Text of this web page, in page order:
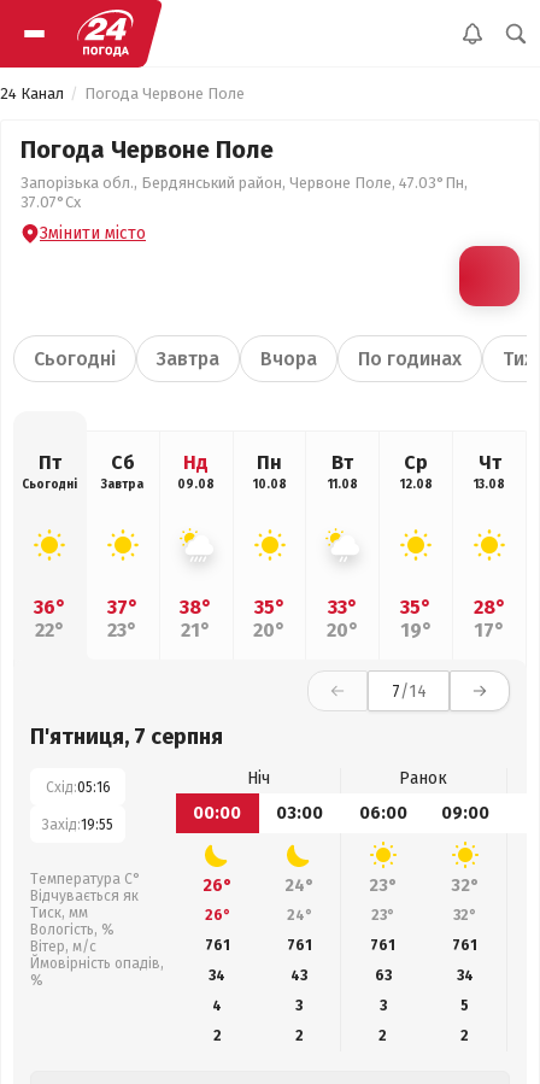
24 Канал Погода Червоне Поле
Погода Червоне Поле
Запорізька обл., Бердянський район, Червоне Поле, 47.03°Пн,
37.07°Сх
Змінити місто
Сьогодні Завтра Вчора По годинах
Пт
Сьогодні
36°
22°
Сб
Завтра
37°
23°
Нд
09.08
38°
21°
Пн
10.08
35°
20°
Вт
11.08
33°
20°
Ср
12.08
35°
19°
Чт
13.08
28°
17°
7/14
П'ятниця, 7 серпня
Схід:05:16
Захід:19:55
Температура С°
Відчувається як
Тиск, мм
Вологість, %
Вітер, м/с
Ймовірність опадів,
%
Ніч
Ранок
00:00
03:00 06:00 09:00
26° 24° 23° 32°
26° 24° 23° 32°
761
761 761 761
34
43 63 34
4
3 3
5
2
2 2 2